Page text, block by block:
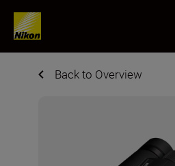
Back to Overview